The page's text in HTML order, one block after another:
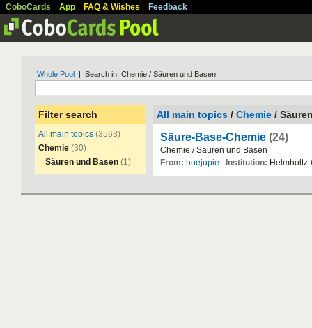
CoboCards App FAQ & Wishes Feedback
Whole Pool | Search in: Chemie / Säuren und Basen
Filter search
All main topics (3563)
Chemie (30)
Säuren und Basen (1)
All main topics / Chemie /
Säure-Base-Chemie (24)
Chemie /Säuren und Basen
From: hoejupie Institution: Helmholtz-